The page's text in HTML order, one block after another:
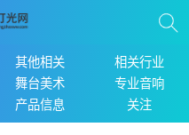
其他相关
相关行业
舞台美术
专业音响
产品信息 关注